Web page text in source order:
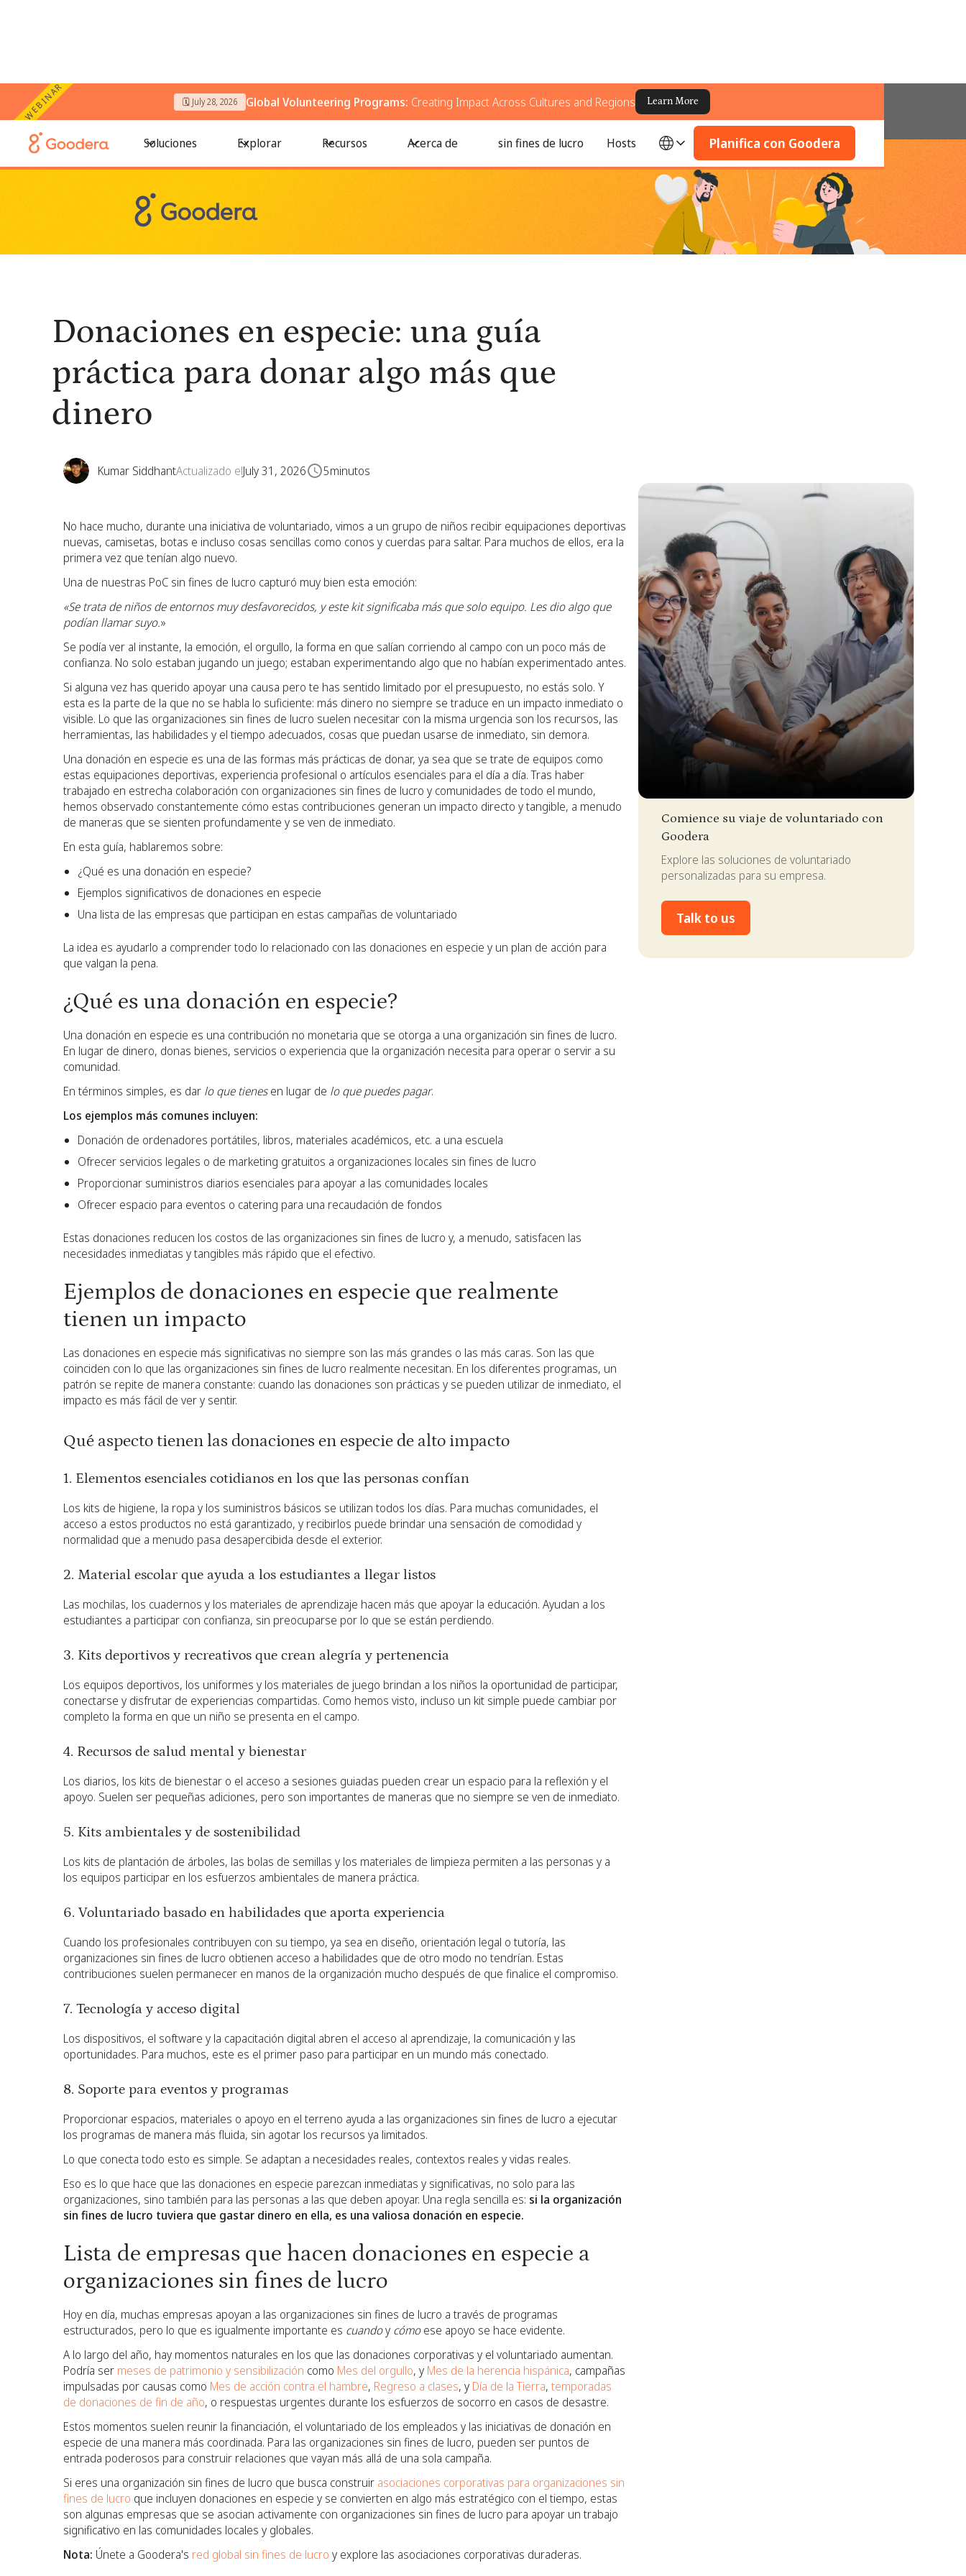
WEBINAR 🗓️ July 28, 2026 Global Volunteering Programs: Creating Impact Across Cultures and Regions Learn More
Soluciones Explorar Recursos Acerca de sin fines de lucro Hosts Planifica con Goodera
Donaciones en especie: una guía práctica para donar algo más que dinero
Donaciones en especie: una guía
práctica para donar algo más que
dinero
Kumar SiddhantActualizado elJuly 31, 2026 5minutos
No hace mucho, durante una iniciativa de voluntariado, vimos a un grupo de niños recibir equipaciones deportivas
nuevas, camisetas, botas e incluso cosas sencillas como conos y cuerdas para saltar. Para muchos de ellos, era la
primera vez que tenían algo nuevo.
Una de nuestras PoC sin fines de lucro capturó muy bien esta emoción:
«Se trata de niños de entornos muy desfavorecidos, y este kit significaba más que solo equipo. Les dio algo que
podían llamar suyo.»
Se podía ver al instante, la emoción, el orgullo, la forma en que salían corriendo al campo con un poco más de
confianza. No solo estaban jugando un juego; estaban experimentando algo que no habían experimentado antes.
Si alguna vez has querido apoyar una causa pero te has sentido limitado por el presupuesto, no estás solo. Y
esta es la parte de la que no se habla lo suficiente: más dinero no siempre se traduce en un impacto inmediato o
visible. Lo que las organizaciones sin fines de lucro suelen necesitar con la misma urgencia son los recursos, las
herramientas, las habilidades y el tiempo adecuados, cosas que puedan usarse de inmediato, sin demora.
Una donación en especie es una de las formas más prácticas de donar, ya sea que se trate de equipos como
estas equipaciones deportivas, experiencia profesional o artículos esenciales para el día a día. Tras haber
trabajado en estrecha colaboración con organizaciones sin fines de lucro y comunidades de todo el mundo,
hemos observado constantemente cómo estas contribuciones generan un impacto directo y tangible, a menudo
de maneras que se sienten profundamente y se ven de inmediato.
En esta guía, hablaremos sobre:
¿Qué es una donación en especie?
Ejemplos significativos de donaciones en especie
Una lista de las empresas que participan en estas campañas de voluntariado
La idea es ayudarlo a comprender todo lo relacionado con las donaciones en especie y un plan de acción para
que valgan la pena.
¿Qué es una donación en especie?
Una donación en especie es una contribución no monetaria que se otorga a una organización sin fines de lucro.
En lugar de dinero, donas bienes, servicios o experiencia que la organización necesita para operar o servir a su
comunidad.
En términos simples, es dar lo que tienesen lugar de lo que puedes pagar.
Los ejemplos más comunes incluyen:
Donación de ordenadores portátiles, libros, materiales académicos, etc. a una escuela
Ofrecer servicios legales o de marketing gratuitos a organizaciones locales sin fines de lucro
Proporcionar suministros diarios esenciales para apoyar a las comunidades locales
Ofrecer espacio para eventos o catering para una recaudación de fondos
Estas donaciones reducen los costos de las organizaciones sin fines de lucro y, a menudo, satisfacen las
necesidades inmediatas y tangibles más rápido que el efectivo.
Ejemplos de donaciones en especie que realmente
tienen un impacto
Las donaciones en especie más significativas no siempre son las más grandes o las más caras. Son las que
coinciden con lo que las organizaciones sin fines de lucro realmente necesitan. En los diferentes programas, un
patrón se repite de manera constante: cuando las donaciones son prácticas y se pueden utilizar de inmediato, el
impacto es más fácil de ver y sentir.
Qué aspecto tienen las donaciones en especie de alto impacto
1. Elementos esenciales cotidianos en los que las personas confían
Los kits de higiene, la ropa y los suministros básicos se utilizan todos los días. Para muchas comunidades, el
acceso a estos productos no está garantizado, y recibirlos puede brindar una sensación de comodidad y
normalidad que a menudo pasa desapercibida desde el exterior.
2. Material escolar que ayuda a los estudiantes a llegar listos
Las mochilas, los cuadernos y los materiales de aprendizaje hacen más que apoyar la educación. Ayudan a los
estudiantes a participar con confianza, sin preocuparse por lo que se están perdiendo.
3. Kits deportivos y recreativos que crean alegría y pertenencia
Los equipos deportivos, los uniformes y los materiales de juego brindan a los niños la oportunidad de participar,
conectarse y disfrutar de experiencias compartidas. Como hemos visto, incluso un kit simple puede cambiar por
completo la forma en que un niño se presenta en el campo.
4. Recursos de salud mental y bienestar
Los diarios, los kits de bienestar o el acceso a sesiones guiadas pueden crear un espacio para la reflexión y el
apoyo. Suelen ser pequeñas adiciones, pero son importantes de maneras que no siempre se ven de inmediato.
5. Kits ambientales y de sostenibilidad
Los kits de plantación de árboles, las bolas de semillas y los materiales de limpieza permiten a las personas y a
los equipos participar en los esfuerzos ambientales de manera práctica.
6. Voluntariado basado en habilidades que aporta experiencia
Cuando los profesionales contribuyen con su tiempo, ya sea en diseño, orientación legal o tutoría, las
organizaciones sin fines de lucro obtienen acceso a habilidades que de otro modo no tendrían. Estas
contribuciones suelen permanecer en manos de la organización mucho después de que finalice el compromiso.
7. Tecnología y acceso digital
Los dispositivos, el software y la capacitación digital abren el acceso al aprendizaje, la comunicación y las
oportunidades. Para muchos, este es el primer paso para participar en un mundo más conectado.
8. Soporte para eventos y programas
Proporcionar espacios, materiales o apoyo en el terreno ayuda a las organizaciones sin fines de lucro a ejecutar
los programas de manera más fluida, sin agotar los recursos ya limitados.
Lo que conecta todo esto es simple. Se adaptan a necesidades reales, contextos reales y vidas reales.
Eso es lo que hace que las donaciones en especie parezcan inmediatas y significativas, no solo para las
organizaciones, sino también para las personas a las que deben apoyar. Una regla sencilla es: si la organización
sin fines de lucro tuviera que gastar dinero en ella, es una valiosa donación en especie.
Lista de empresas que hacen donaciones en especie a
organizaciones sin fines de lucro
Hoy en día, muchas empresas apoyan a las organizaciones sin fines de lucro a través de programas
estructurados, pero lo que es igualmente importante es cuandoy cómoese apoyo se hace evidente.
A lo largo del año, hay momentos naturales en los que las donaciones corporativas y el voluntariado aumentan.
Podría ser meses de patrimonio y sensibilización como Mes del orgullo, y Mes de la herencia hispánica, campañas
impulsadas por causas como Mes de acción contra el hambre, Regreso a clases, y Día de la Tierra, temporadas
de donaciones de fin de año, o respuestas urgentes durante los esfuerzos de socorro en casos de desastre.
Estos momentos suelen reunir la financiación, el voluntariado de los empleados y las iniciativas de donación en
especie de una manera más coordinada. Para las organizaciones sin fines de lucro, pueden ser puntos de
entrada poderosos para construir relaciones que vayan más allá de una sola campaña.
Si eres una organización sin fines de lucro que busca construir asociaciones corporativas para organizaciones sin
fines de lucro que incluyen donaciones en especie y se convierten en algo más estratégico con el tiempo, estas
son algunas empresas que se asocian activamente con organizaciones sin fines de lucro para apoyar un trabajo
significativo en las comunidades locales y globales.
Nota: Únete a Goodera's red global sin fines de lucro y explore las asociaciones corporativas duraderas.
Comience su viaje de voluntariado con
Goodera
Explore las soluciones de voluntariado
personalizadas para su empresa.
Talk to us